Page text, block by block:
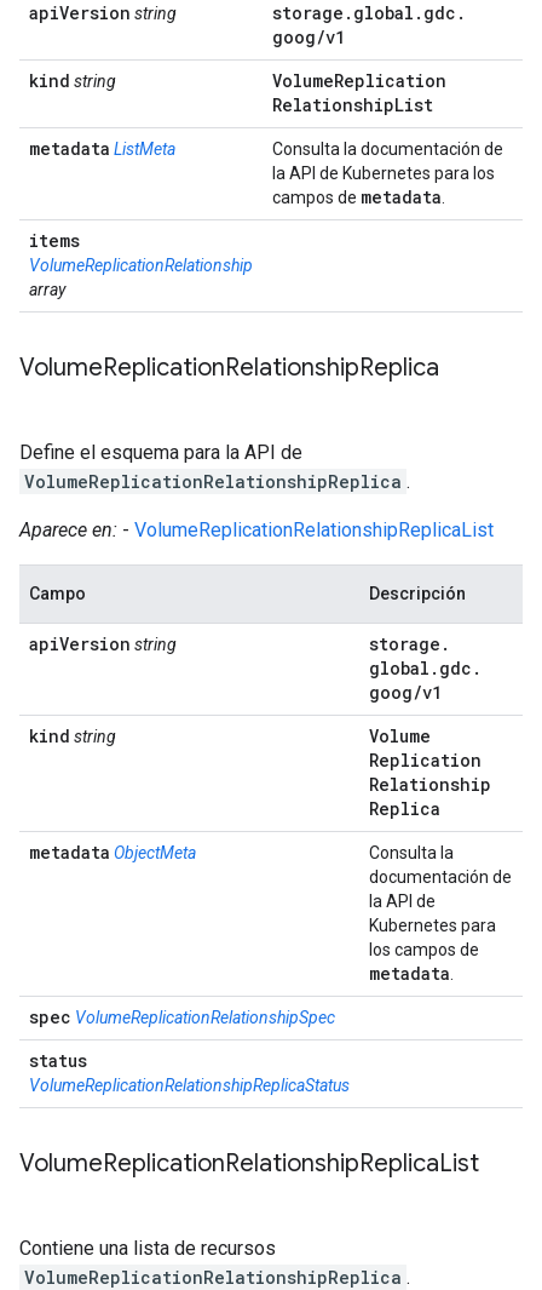
apiVersion string storage . global . gdc .
goog/v1
kind string VolumeReplication
RelationshipList
metadata ListMeta
Consulta la documentación de
la API de Kubernetes para los
campos de metadata
items
VolumeReplicationRelationship
array
VolumeReplicationRelationshipReplica
Define el esquema para la API de
VolumeReplicationRelationshipReplica .
Aparece en: - VolumeReplicationRelationshipReplicaList
Campo Descripción
apiVersion string storage .
global . gdc .
goog/v1
kind string
Volume
Replication
Relationship
Replica
metadata ObjectMeta
Consulta la
documentación de
la API de
Kubernetes para
los campos de
metadata
spec VolumeReplicationRelationshipSpec
status
VolumeReplicationRelationshipReplicaStatus
VolumeReplicationRelationshipReplicaList
Contiene una lista de recursos
VolumeReplicationRelationshipReplica .